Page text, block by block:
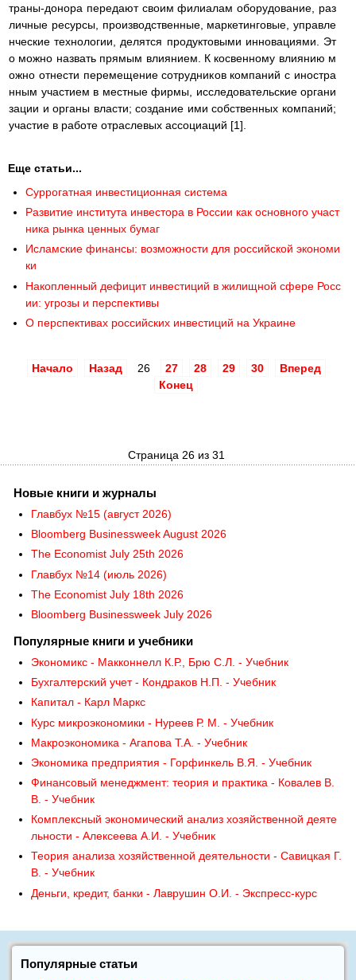
Популярные статьи
траны-донора передают своим филиалам оборудование, раз
личные ресурсы, производственные, маркетинговые, управле
нческие технологии, делятся продуктовыми инновациями. Эт
о можно назвать прямым влиянием. К косвенному влиянию м
ожно отнести перемещение сотрудников компаний с иностра
нным участием в местные фирмы, исследовательские органи
зации и органы власти; создание ими собственных компаний;
участие в работе отраслевых ассоциаций [1].
Еще статьи...
Суррогатная инвестиционная система
Развитие института инвестора в России как основного участ
ника рынка ценных бумаг
Исламские финансы: возможности для российской экономи
ки
Накопленный дефицит инвестиций в жилищной сфере Росс
ии: угрозы и перспективы
О перспективах российских инвестиций на Украине
Начало Назад 26 27 28 29 30
Вперед
Конец
Страница 26 из 31
Новые книги и журналы
Главбух №15 (август 2026)
Bloomberg Businessweek August 2026
The Economist July 25th 2026
Главбух №14 (июль 2026)
The Economist July 18th 2026
Bloomberg Businessweek July 2026
Популярные книги и учебники
Экономикс - Макконнелл К.Р., Брю С.Л. - Учебник
Бухгалтерский учет - Кондраков Н.П. - Учебник
Капитал - Карл Маркс
Курс микроэкономики - Нуреев Р. М. - Учебник
Макроэкономика - Агапова Т.А. - Учебник
Экономика предприятия - Горфинкель В.Я. - Учебник
Финансовый менеджмент: теория и практика - Ковалев В.
В. - Учебник
Комплексный экономический анализ хозяйственной деяте
льности - Алексеева А.И. - Учебник
Теория анализа хозяйственной деятельности - Савицкая Г.
В. - Учебник
Деньги, кредит, банки - Лаврушин О.И. - Экспресс-курс